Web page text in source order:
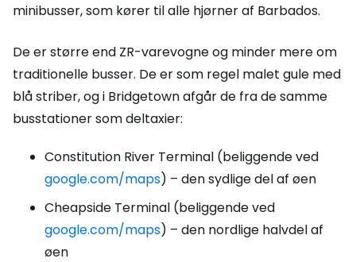
minibusser, som kører til alle hjørner af Barbados.
De er større end ZR-varevogne og minder mere om
traditionelle busser. De er som regel malet gule med
blå striber, og i Bridgetown afgår de fra de samme
busstationer som deltaxier:
Constitution River Terminal (beliggende ved
google.com/maps) – den sydlige del af øen
Cheapside Terminal (beliggende ved
google.com/maps) – den nordlige halvdel af
øen